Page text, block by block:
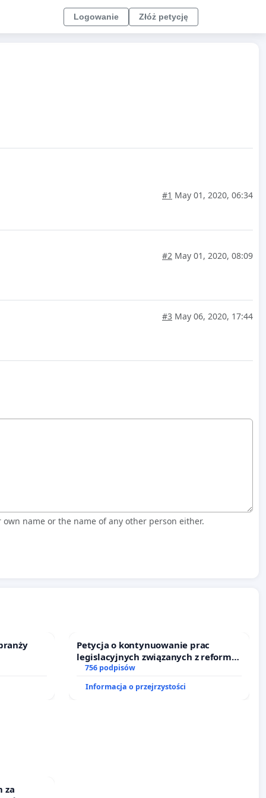
Logowanie Złóż petycję
#1 May 01, 2020, 06:34
#2 May 01, 2020, 08:09
#3 May 06, 2020, 17:44
name or the name of any other person either.
Petycja o kontynuowanie prac
legislacyjnych związanych z reformą
prawa rodzinnego
756 podpisów
Informacja o przejrzystości
za